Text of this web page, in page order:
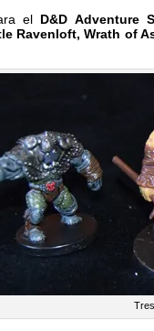
el D&D Adventure
Ravenloft, Wrath of